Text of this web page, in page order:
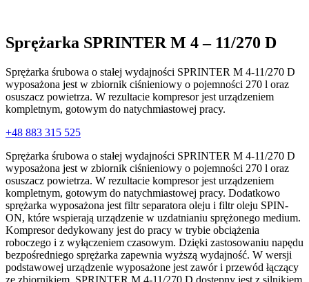
Sprężarka SPRINTER M 4 – 11/270 D
Sprężarka śrubowa o stałej wydajności SPRINTER M 4-11/270 D
wyposażona jest w zbiornik ciśnieniowy o pojemności 270 l oraz
osuszacz powietrza. W rezultacie kompresor jest urządzeniem
kompletnym, gotowym do natychmiastowej pracy.
+48 883 315 525
Sprężarka śrubowa o stałej wydajności SPRINTER M 4-11/270 D
wyposażona jest w zbiornik ciśnieniowy o pojemności 270 l oraz
osuszacz powietrza. W rezultacie kompresor jest urządzeniem
kompletnym, gotowym do natychmiastowej pracy. Dodatkowo
sprężarka wyposażona jest filtr separatora oleju i filtr oleju SPIN-
ON, które wspierają urządzenie w uzdatnianiu sprężonego medium.
Kompresor dedykowany jest do pracy w trybie obciążenia
roboczego i z wyłączeniem czasowym. Dzięki zastosowaniu napędu
bezpośredniego sprężarka zapewnia wyższą wydajność. W wersji
podstawowej urządzenie wyposażone jest zawór i przewód łączący
ze zbiornikiem. SPRINTER M 4-11/270 D dostępny jest z silnikiem